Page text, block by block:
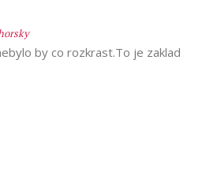
by co rozkrast.To je zaklad